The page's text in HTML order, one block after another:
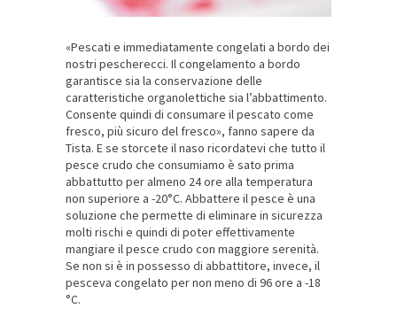
«Pescati e immediatamente congelati a bordo dei
nostri pescherecci. Il congelamento a bordo
garantisce sia la conservazione delle
caratteristiche organolettiche sia l’abbattimento.
Consente quindi di consumare il pescato come
fresco, più sicuro del fresco», fanno sapere da
Tista. E se storcete il naso ricordatevi che tutto il
pesce crudo che consumiamo è sato prima
abbattutto per almeno 24 ore alla temperatura
non superiore a -20°C. Abbattere il pesce è una
soluzione che permette di eliminare in sicurezza
molti rischi e quindi di poter effettivamente
mangiare il pesce crudo con maggiore serenità.
Se non si è in possesso di abbattitore, invece, il
pesceva congelato per non meno di 96 ore a -18
°C.